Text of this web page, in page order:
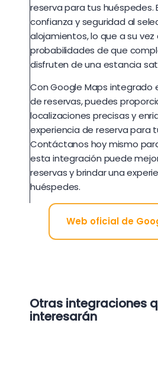
reserva para tus huéspedes.
confianza y seguridad al
alojamientos, lo que a su
probabilidades de que
disfruten de una estancia
Con Google Maps integrado
de reservas, puedes
localizaciones precisas y
experiencia de reserva para
Contáctanos hoy mismo
esta integración puede
reservas y brindar una
huéspedes.
Web oficial de
Otras integraciones
interesarán